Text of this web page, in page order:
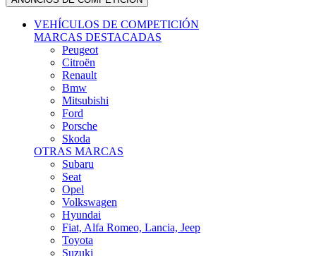
VEHÍCULOS DE COMPETICIÓN
MARCAS DESTACADAS
Peugeot
Citroën
Renault
Bmw
Mitsubishi
Ford
Porsche
Skoda
OTRAS MARCAS
Subaru
Seat
Opel
Volkswagen
Hyundai
Fiat, Alfa Romeo, Lancia, Jeep
Toyota
Suzuki
Honda